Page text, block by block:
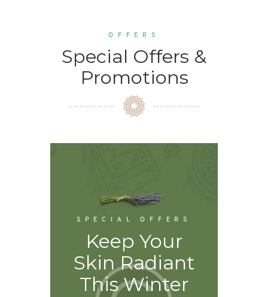
OFFERS
Special Offers &
Promotions
SPECIAL OFFERS
Keep Your
Skin Radiant
This Winter